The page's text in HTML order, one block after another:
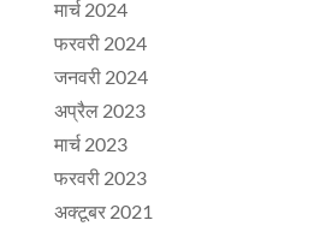
मार्च 2024
फरवरी 2024
जनवरी 2024
अप्रैल 2023
मार्च 2023
फरवरी 2023
अक्टूबर 2021